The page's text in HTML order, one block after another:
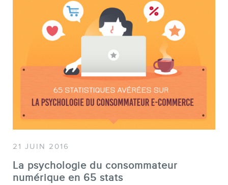
Conférences
Formations marketing en ligne
21 JUIN 2016
La psychologie du consommateur
numérique en 65 stats